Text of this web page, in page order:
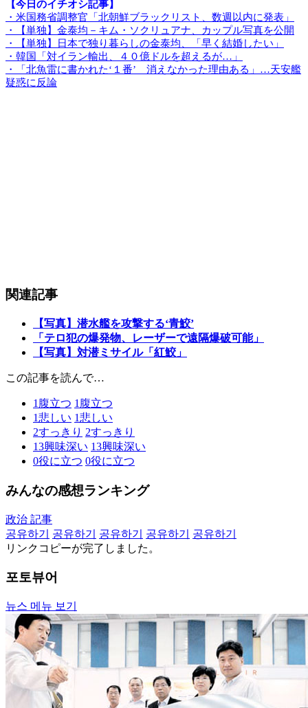
【今日のイチオシ記事】
・米国務省調整官「北朝鮮ブラックリスト、数週以内に発表」
・【単独】金泰均－キム・ソクリュアナ、カップル写真を公開
・【単独】日本で独り暮らしの金泰均、「早く結婚したい」
・韓国「対イラン輸出、４０億ドルを超えるが…」
・「北魚雷に書かれた‘１番’ 消えなかった理由ある」…天安艦
疑惑に反論
関連記事
【写真】潜水艦を攻撃する‘青鮫’
「テロ犯の爆発物、レーザーで遠隔爆破可能」
【写真】対潜ミサイル「紅鮫」
この記事を読んで…
1 腹立つ 1 腹立つ
1悲しい 1悲しい
2すっきり 2すっきり
13興味深い 13興味深い
0役に立つ 0役に立つ
みんなの感想ランキング
政治 記事
공유하기
공유하기 공유하기 공유하기
공유하기
リンクコピーが完了しました。
포토뷰어
뉴스 메뉴 보기